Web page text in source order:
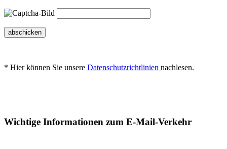
abschicken
* Hier können Sie unsere Datenschutzrichtlinien nachlesen.
Wichtige Informationen zum E-Mail-Verkehr